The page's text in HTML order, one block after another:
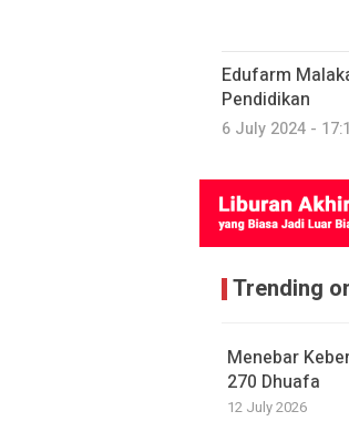
Edufarm
Pendidikan
6 July 2024 -
Trending
Menebar
270 Dhuafa
12 July 2026